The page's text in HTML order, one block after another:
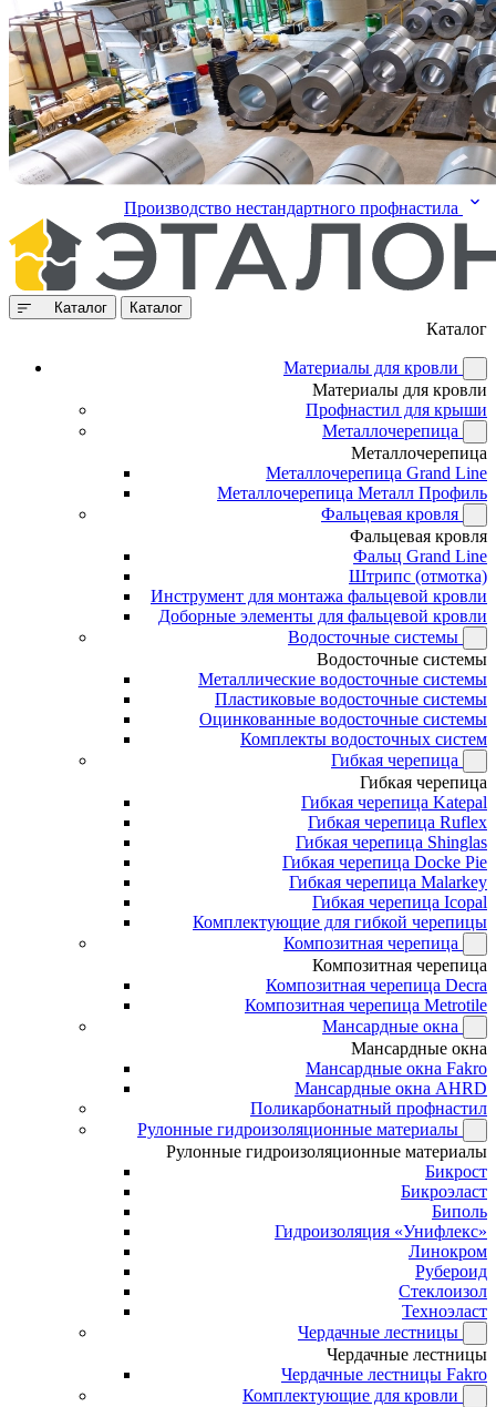
Производство нестандартного профнастила
Каталог Каталог
Каталог
Материалы для кровли
Материалы для кровли
Профнастил для крыши
Металлочерепица
Металлочерепица
Металлочерепица Grand Line
Металлочерепица Металл Профиль
Фальцевая кровля
Фальцевая кровля
Фальц Grand Line
Штрипс (отмотка)
Инструмент для монтажа фальцевой кровли
Доборные элементы для фальцевой кровли
Водосточные системы
Водосточные системы
Металлические водосточные системы
Пластиковые водосточные системы
Оцинкованные водосточные системы
Комплекты водосточных систем
Гибкая черепица
Гибкая черепица
Гибкая черепица Katepal
Гибкая черепица Ruflex
Гибкая черепица Shinglas
Гибкая черепица Docke Pie
Гибкая черепица Malarkey
Гибкая черепица Icopal
Комплектующие для гибкой черепицы
Композитная черепица
Композитная черепица
Композитная черепица Decra
Композитная черепица Metrotile
Мансардные окна
Мансардные окна
Мансардные окна Fakro
Мансардные окна AHRD
Поликарбонатный профнастил
Рулонные гидроизоляционные материалы
Рулонные гидроизоляционные материалы
Бикрост
Бикроэласт
Биполь
Гидроизоляция «Унифлекс»
Линокром
Рубероид
Стеклоизол
Техноэласт
Чердачные лестницы
Чердачные лестницы
Чердачные лестницы Fakro
Комплектующие для кровли